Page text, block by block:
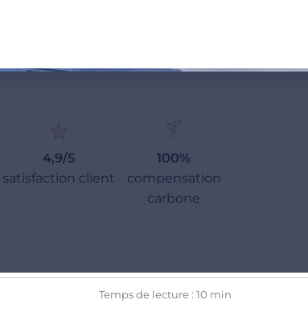
4,9/5
satisfaction client
100%
compensation
carbone
Temps de lecture : 10 min